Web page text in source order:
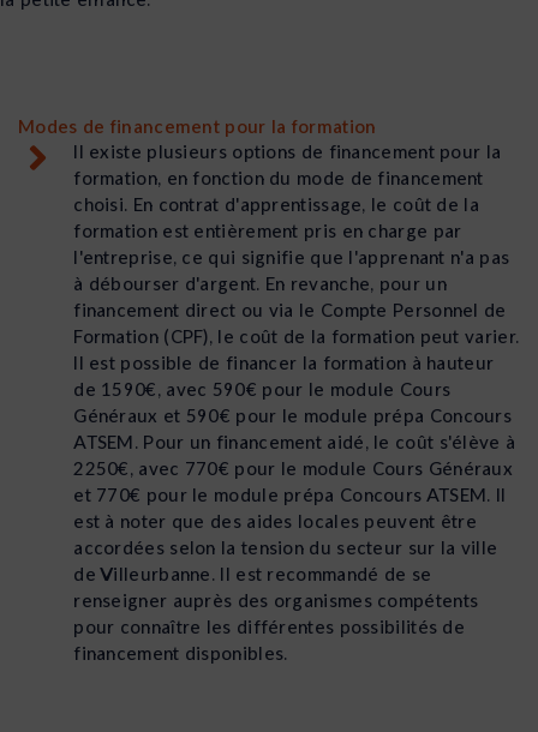
Modes de financement pour la formation
Il existe plusieurs options de financement pour la
formation, en fonction du mode de financement
choisi. En contrat d'apprentissage, le coût de la
formation est entièrement pris en charge par
l'entreprise, ce qui signifie que l'apprenant n'a pas
à débourser d'argent. En revanche, pour un
financement direct ou via le Compte Personnel de
Formation (CPF), le coût de la formation peut varier.
Il est possible de financer la formation à hauteur
de 1590€, avec 590€ pour le module Cours
Généraux et 590€ pour le module prépa Concours
ATSEM. Pour un financement aidé, le coût s'élève à
2250€, avec 770€ pour le module Cours Généraux
et 770€ pour le module prépa Concours ATSEM. Il
est à noter que des aides locales peuvent être
accordées selon la tension du secteur sur la ville
de Villeurbanne. Il est recommandé de se
renseigner auprès des organismes compétents
pour connaître les différentes possibilités de
financement disponibles.